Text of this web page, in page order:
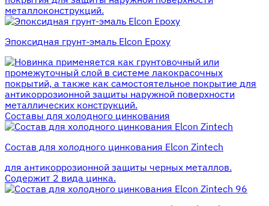
металлоконструкций.
Эпоксидная грунт-эмаль Elcon Epoxy
применяется как грунтовочный или
промежуточный слой в системе лакокрасочных
покрытий, а также как самостоятельное покрытие для
антикоррозионной защиты наружной поверхности
металлических конструкций.
Составы для холодного цинкования
Состав для холодного цинкования Elcon Zintech
для антикоррозионной защиты черных металлов.
Содержит 2 вида цинка.